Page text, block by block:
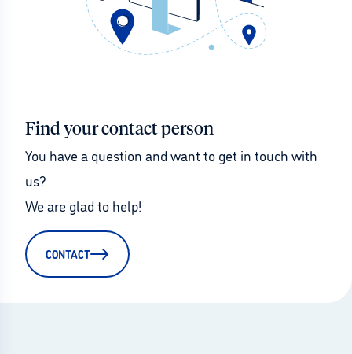
Find your contact person
You have a question and want to get in touch with
us?
We are glad to help!
CONTACT